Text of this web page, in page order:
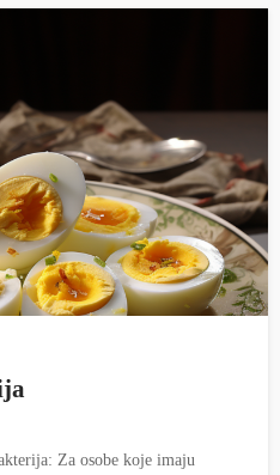
Za osobe koje imaju